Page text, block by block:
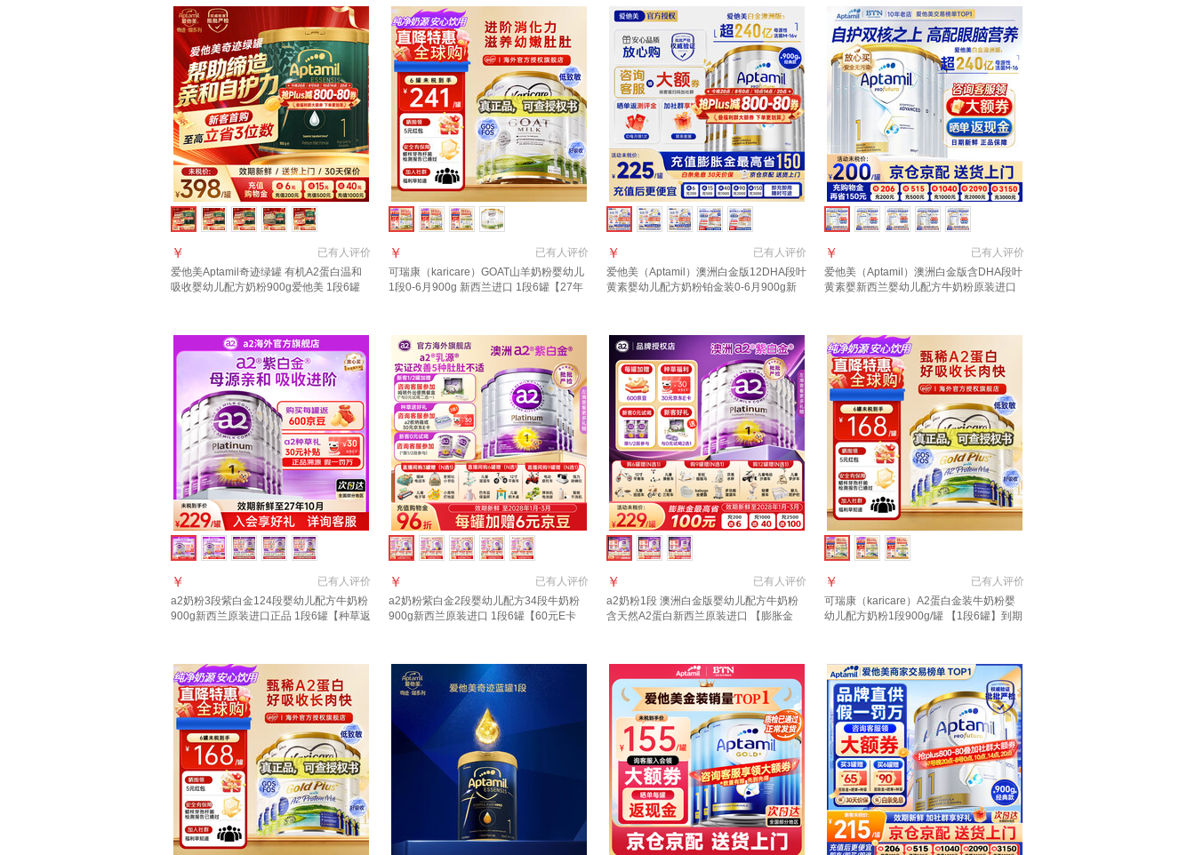
已有人评价
￥
爱他美Aptamil奇迹绿罐 有机A2蛋白温和
吸收婴幼儿配方奶粉900g爱他美 1段6罐
已有人评价
￥
可瑞康（karicare）GOAT山羊奶粉婴幼儿
1段0-6月900g 新西兰进口 1段6罐【27年
已有人评价
￥
爱他美（Aptamil）澳洲白金版12DHA段叶
黄素婴幼儿配方奶粉铂金装0-6月900g新
已有人评价
￥
爱他美（Aptamil）澳洲白金版含DHA段叶
黄素婴新西兰婴幼儿配方牛奶粉原装进口
已有人评价
￥
a2奶粉3段紫白金124段婴幼儿配方牛奶粉
900g新西兰原装进口正品 1段6罐【种草返
已有人评价
￥
a2奶粉紫白金2段婴幼儿配方34段牛奶粉
900g新西兰原装进口 1段6罐【60元E卡
已有人评价
￥
a2奶粉1段 澳洲白金版婴幼儿配方牛奶粉
含天然A2蛋白新西兰原装进口 【膨胀金
已有人评价
￥
可瑞康（karicare）A2蛋白金装牛奶粉婴
幼儿配方奶粉1段900g/罐 【1段6罐】到期